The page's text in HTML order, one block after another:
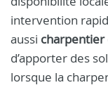
intervention
aussi
d’apporter des
lorsque la